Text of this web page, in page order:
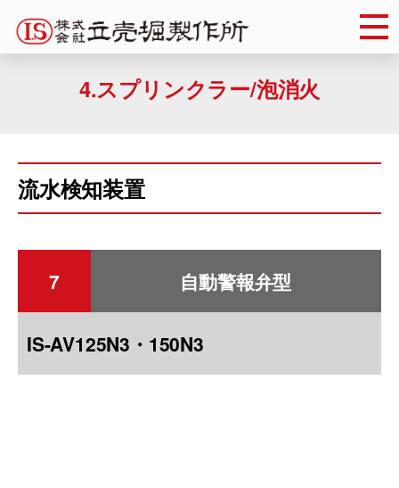
content
4.スプリンクラー/泡消火
流水検知装置
7 自動警報弁型
IS-AV125N3・150N3